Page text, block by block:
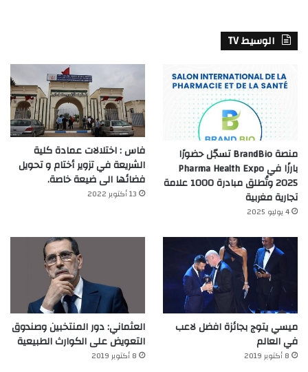
الوسيط TV
منصة BrandBio تسجّل حضورًا
بارزًا في Pharma Health Expo
2025 وتُطلق مبادرة 1000 علامة
تجارية مغربية
4 يوليو 2025
فاس : اختلالات عمادة كلية
الشريعة في تزوير أختام و تحويل
فضائها الى ضيعة خاصة.
13 أكتوبر 2022
ميسي يتوج بجائزة افضل لاعب
في العالم‎
8 أكتوبر 2019
العثماني: دور المنتخبين وصندوق
التعويض على الكوارث الطبيعية
8 أكتوبر 2019